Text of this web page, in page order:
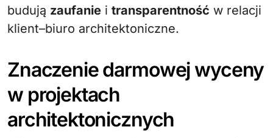
budują zaufanie i transparentność w relacji
klient–biuro architektoniczne.
Znaczenie darmowej wyceny
w projektach
architektonicznych